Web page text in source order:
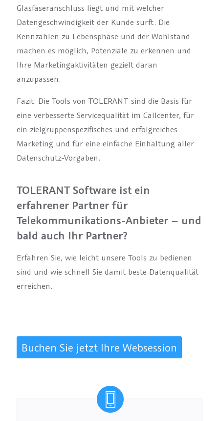
Glasfaseranschluss liegt und mit welcher
Datengeschwindigkeit der Kunde surft. Die
Kennzahlen zu Lebensphase und der Wohlstand
machen es möglich, Potenziale zu erkennen und
Ihre Marketingaktivitäten gezielt daran
anzupassen.
Fazit: Die Tools von TOLERANT sind die Basis für
eine verbesserte Servicequalität im Callcenter, für
ein zielgruppenspezifisches und erfolgreiches
Marketing und für eine einfache Einhaltung aller
Datenschutz-Vorgaben.
TOLERANT Software ist ein
erfahrener Partner für
Telekommunikations-Anbieter – und
bald auch Ihr Partner?
Erfahren Sie, wie leicht unsere Tools zu bedienen
sind und wie schnell Sie damit beste Datenqualität
erreichen.
Buchen Sie jetzt Ihre Websession